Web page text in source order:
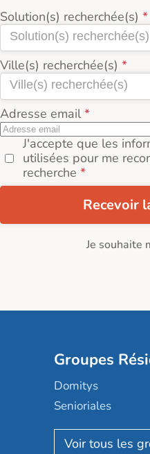
Solution(s) recherchée(s)
Ville(s) recherchée(s)
Adresse email
J'accepte que les
utilisées pour me
recherche
Recevoir
Je souhaite
Groupes
Domitys
Senioriales
Nohée
Les Résidentiels